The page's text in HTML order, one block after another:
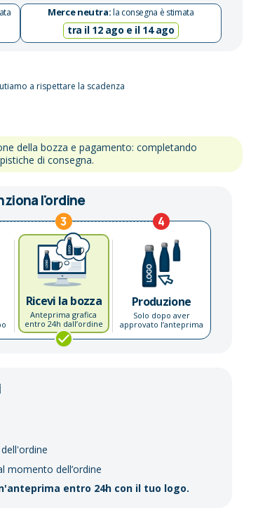
Merce neutra:la consegna è stimata
tra il 12 ago e il 14 ago
a rispettare la scadenza
della bozza e pagamento: completando
di consegna.
l'ordine
3
Ricevi la bozza
Anteprima grafica
entro 24h dall’ordine
4
Produzione
Solo dopo aver
approvato l’anteprima
momento dell’ordine
entro 24h con il tuo logo.